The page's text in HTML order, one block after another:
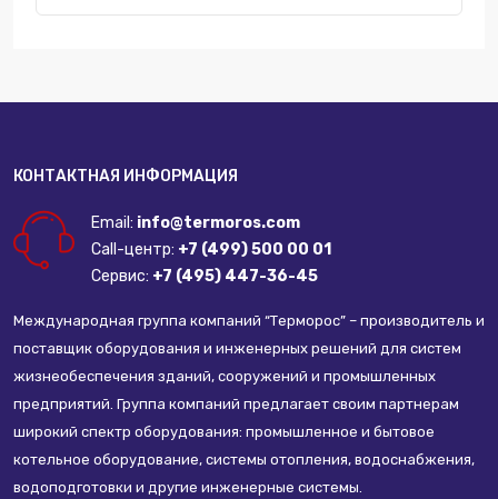
КОНТАКТНАЯ ИНФОРМАЦИЯ
Email: info@termoros.com
Call-центр: +7 (499) 500 00 01
Сервис: +7 (495) 447-36-45
Международная группа компаний “Терморос” – производитель и
поставщик оборудования и инженерных решений для систем
жизнеобеспечения зданий, сооружений и промышленных
предприятий. Группа компаний предлагает своим партнерам
широкий спектр оборудования: промышленное и бытовое
котельное оборудование, системы отопления, водоснабжения,
водоподготовки и другие инженерные системы.